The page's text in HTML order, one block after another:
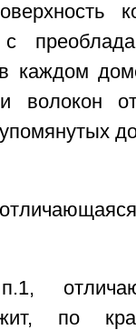
в каждом
волокон
упомянутых
по